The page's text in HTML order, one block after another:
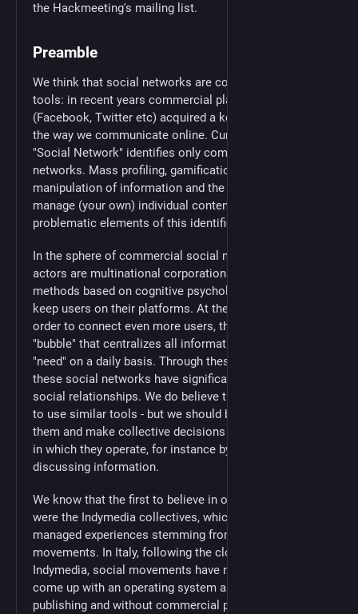
the Hackmeeting's mailing list.
Preamble
We think that social networks are communication
tools: in recent years commercial platforms
(Facebook, Twitter etc) acquired a key role in shaping
the way we communicate online. Currently, the word
"Social Network" identifies only commercial social
networks. Mass profiling, gamification, the
manipulation of information and the impossibility to
manage (your own) individual content are the most
problematic elements of this identification.
In the sphere of commercial social networks, the main
actors are multinational corporations. They use
methods based on cognitive psychology in order to
keep users on their platforms. At the same time, in
order to connect even more users, they created a
"bubble" that centralizes all information a user might
"need" on a daily basis. Through these strategies,
these social networks have significantly changed
social relationships. We do believe that it is possible
to use similar tools - but we should be able to control
them and make collective decisions regarding the way
in which they operate, for instance by sharing and
discussing information.
We know that the first to believe in open publishing
were the Indymedia collectives, which are self-
managed experiences stemming from social
movements. In Italy, following the closure of
Indymedia, social movements have not been able to
come up with an operating system aimed at open
publishing and without commercial purposes. We